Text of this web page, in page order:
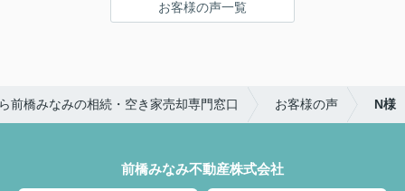
疑問点に対する返信が遅いことがなく、緊急性のあ
とめたものを何度も更新し作っていただきました。
購入までの流れが想像でき、さまざまな複雑な手続
住宅販売店が関わる疑問点に対しても、みなみ不動
も毎回「自由にゆっくり見てください！」と長い時
〇感じたこと、良かった点、もっとこうして欲しか
ったことなど
大きな買い物になるので気になったことがあるとな
返信は早く、確認しないと分からないこともすぐに
お客様の声一覧
前橋みなみの相続・空き家売却専門窓口 お客様の声 N様
前橋みなみ不動産株式会社